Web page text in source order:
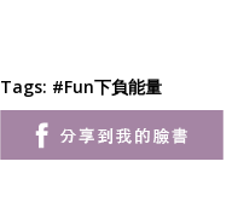
Tags: #Fun下負能量